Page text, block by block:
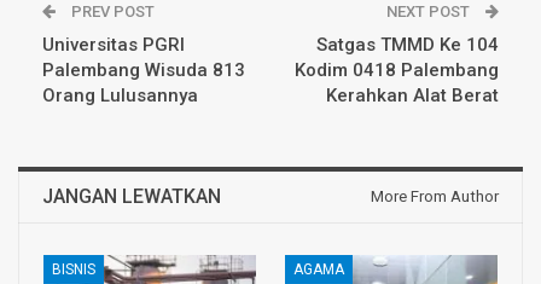
PREV POST
Universitas PGRI
Palembang Wisuda 813
Orang Lulusannya
NEXT POST
Satgas TMMD Ke 104
Kodim 0418 Palembang
Kerahkan Alat Berat
JANGAN LEWATKAN More From Author
BISNIS AGAMA